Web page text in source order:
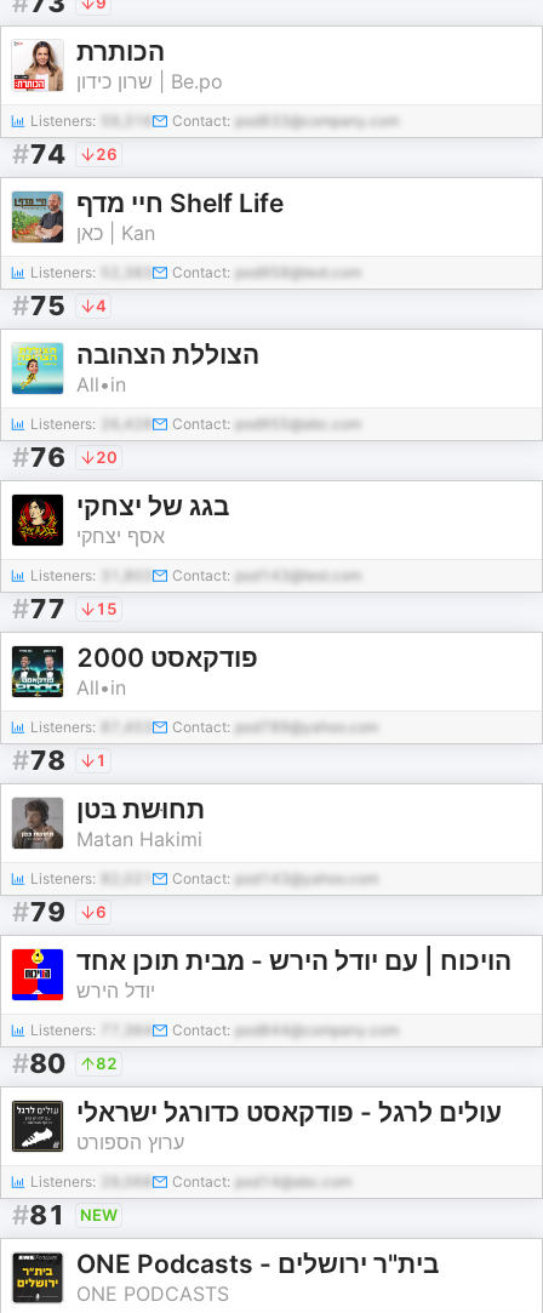
הכותרת
שרון כידון | Be.po
Listeners: Contact: pod833@company.com
#74 26
חיי מדף Shelf Life
כאן | Kan
Listeners: Contact: pod958@test.com
#75 4
הצוללת הצהובה
All•in
Listeners: 26,428 Contact: pod955@abc.com
#76 20
בגג של יצחקי
אסף יצחקי
Listeners: Contact: pod143@test.com
#77 15
פודקאסט 2000
All•in
Listeners: 87,453 Contact: pod789@yahoo.com
#78 1
תחוּשת בּטן
Matan Hakimi
Listeners: Contact: pod143@yahoo.com
#79 6
הויכוח | עם יודל הירש - מבית תוכן אחד
יודל הירש
Listeners: 77,364 Contact: pod844@company.com
#80 82
עולים לרגל - פודקאסט כדורגל ישראלי
ערוץ הספורט
Listeners: Contact: pod14@abc.com
#81 NEW
ONE Podcasts - בית"ר ירושלים
ONE PODCASTS